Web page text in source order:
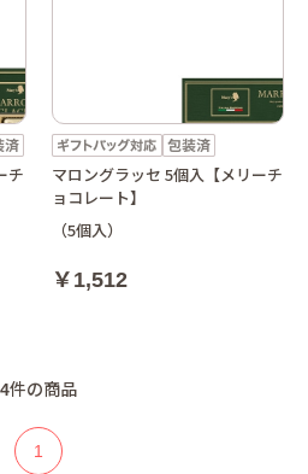
チ
マロングラッセ 5個入【メリーチ
ョコレート】
（5個入）
￥1,512
4件の商品
1